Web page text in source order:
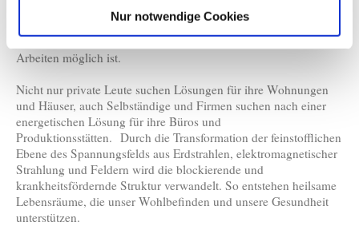
Nur notwendige Cookies
gesundheitsunterstützendes Raumklima. Durch diese
einzigartigen Möglichkeiten entstehen energetisch transformierte
Räumlichkeiten, in denen ein vitales Schlafen, Wohnen und
Arbeiten möglich ist.
Nicht nur private Leute suchen Lösungen für ihre Wohnungen
und Häuser, auch Selbständige und Firmen suchen nach einer
energetischen Lösung für ihre Büros und
Produktionsstätten. Durch die Transformation der feinstofflichen
Ebene des Spannungsfelds aus Erdstrahlen, elektromagnetischer
Strahlung und Feldern wird die blockierende und
krankheitsfördernde Struktur verwandelt. So entstehen heilsame
Lebensräume, die unser Wohlbefinden und unsere Gesundheit
unterstützen.